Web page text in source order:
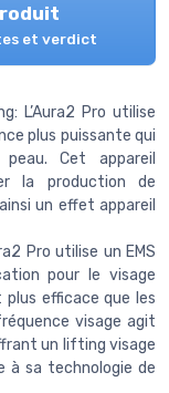
et verdict
L’Aura2 Pro utilise
plus puissante qui
Cet appareil
la production de
un effet appareil
Pro utilise un EMS
pour le visage
efficace que les
visage agit
un lifting visage
à sa technologie de